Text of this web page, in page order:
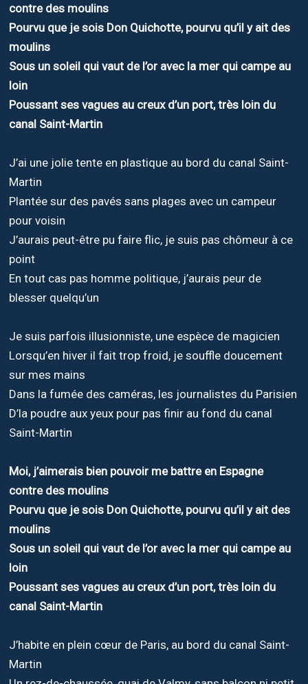
contre des moulins
Pourvu que je sois Don Quichotte, pourvu qu’il y ait des
moulins
Sous un soleil qui vaut de l’or avec la mer qui campe au
loin
Poussant ses vagues au creux d’un port, très loin du
canal Saint-Martin
J’ai une jolie tente en plastique au bord du canal Saint-
Martin
Plantée sur des pavés sans plages avec un campeur
pour voisin
J’aurais peut-être pu faire flic, je suis pas chômeur à ce
point
En tout cas pas homme politique, j’aurais peur de
blesser quelqu’un
Je suis parfois illusionniste, une espèce de magicien
Lorsqu’en hiver il fait trop froid, je souffle doucement
sur mes mains
Dans la fumée des caméras, les journalistes du Parisien
D’la poudre aux yeux pour pas finir au fond du canal
Saint-Martin
Moi, j’aimerais bien pouvoir me battre en Espagne
contre des moulins
Pourvu que je sois Don Quichotte, pourvu qu’il y ait des
moulins
Sous un soleil qui vaut de l’or avec la mer qui campe au
loin
Poussant ses vagues au creux d’un port, très loin du
canal Saint-Martin
J’habite en plein cœur de Paris, au bord du canal Saint-
Martin